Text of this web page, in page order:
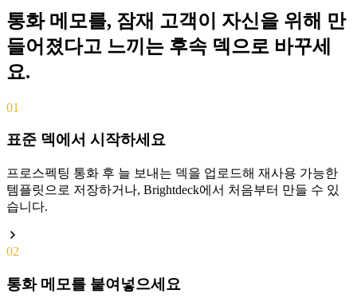
통화 메모를, 잠재 고객이 자신을 위해 만
들어졌다고 느끼는 후속 덱으로 바꾸세
요.
01
표준 덱에서 시작하세요
프로스펙팅 통화 후 늘 보내는 덱을 업로드해 재사용 가능한
템플릿으로 저장하거나, Brightdeck에서 처음부터 만들 수 있
습니다.
02
통화 메모를 붙여넣으세요